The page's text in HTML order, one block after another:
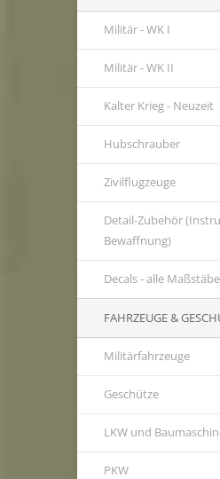
Militär - WK I
Militär - WK II
Kalter Krieg - Neuzeit
Hubschrauber
Zivilflugzeuge
Detail-Zubehör
Bewaffnung)
Decals - alle Maßstäbe
FAHRZEUGE &
Militärfahrzeuge
Geschütze
LKW und
PKW